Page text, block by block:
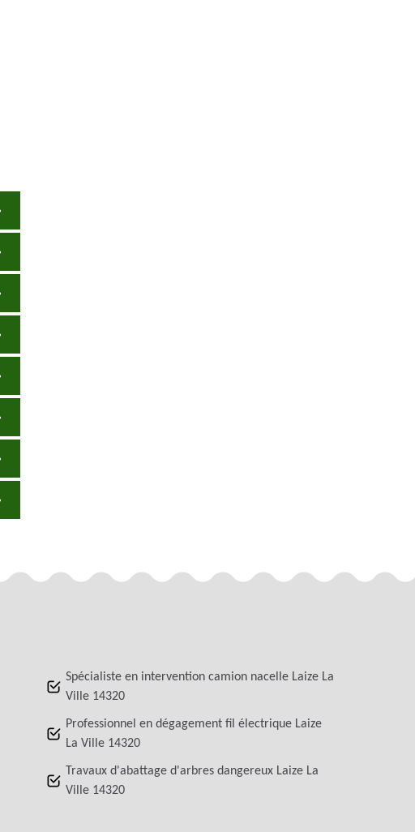
Spécialiste en intervention camion nacelle Laize La
Ville 14320
Professionnel en dégagement fil électrique Laize
La Ville 14320
Travaux d'abattage d'arbres dangereux Laize La
Ville 14320